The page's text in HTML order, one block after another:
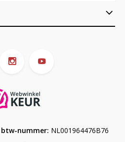
btw-nummer: NL001964476B76